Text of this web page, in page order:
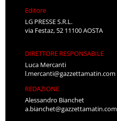
Editore
LG PRESSE S.R.L.
via Festaz, 52 11100 AOSTA
DIRETTORE RESPONSABILE
Luca Mercanti
l.mercanti@gazzettamatin.com
REDAZIONE
Alessandro Bianchet
a.bianchet@gazzettamatin.com